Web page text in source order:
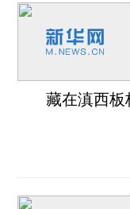
藏在滇西板